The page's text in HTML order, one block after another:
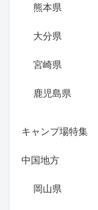
熊本県
大分県
宮崎県
鹿児島県
キャンプ場特集
中国地方
岡山県